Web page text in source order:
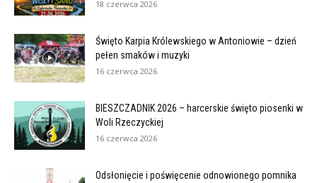
18 czerwca 2026
Święto Karpia Królewskiego w Antoniowie – dzień
pełen smaków i muzyki
16 czerwca 2026
BIESZCZADNIK 2026 – harcerskie święto piosenki w
Woli Rzeczyckiej
16 czerwca 2026
Odsłonięcie i poświęcenie odnowionego pomnika